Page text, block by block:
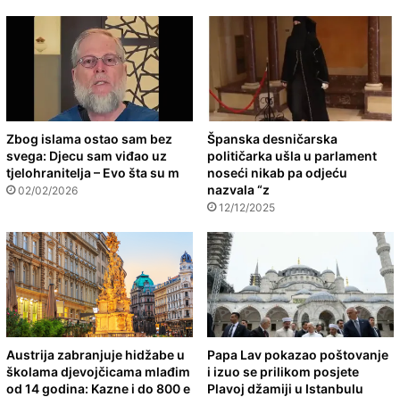
Zbog islama ostao sam bez
svega: Djecu sam viđao uz
tjelohranitelja – Evo šta su m
02/02/2026
Španska desničarska
političarka ušla u parlament
noseći nikab pa odjeću
nazvala “z
12/12/2025
Austrija zabranjuje hidžabe u
školama djevojčicama mlađim
od 14 godina: Kazne i do 800 e
Papa Lav pokazao poštovanje
i izuo se prilikom posjete
Plavoj džamiji u Istanbulu